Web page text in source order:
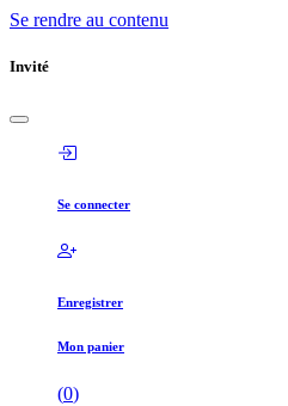
Se rendre au contenu
Invité
Se connecter
Enregistrer
Mon panier
(0)